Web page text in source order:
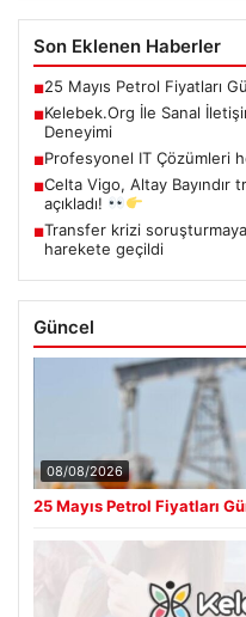
Son Eklenen Haberler
■25 Mayıs Petrol Fiyatları
■Kelebek.Org İle Sanal
Deneyimi
■Profesyonel IT Çözümleri
■Celta Vigo, Altay
açıkladı!
■Transfer krizi
harekete geçildi
Güncel
08/08/2026
25 Mayıs Petrol Fiyatları